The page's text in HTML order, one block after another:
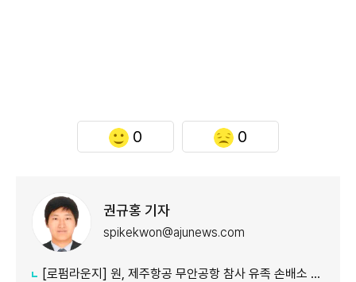
0 0
권규홍 기자
spikekwon@ajunews.com
[로펌라운지] 원, 제주항공 무안공항 참사 유족 손배소 대리..."참사 진상 명확히 규명"